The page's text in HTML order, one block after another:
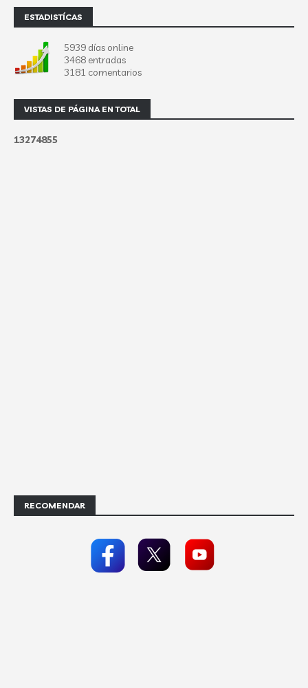
ESTADISTÍCAS
5939 días online
3468 entradas
3181 comentarios
VISTAS DE PÁGINA EN TOTAL
13274855
RECOMENDAR